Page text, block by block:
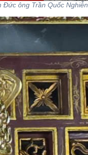
ông Trần Quốc Nghiễn.